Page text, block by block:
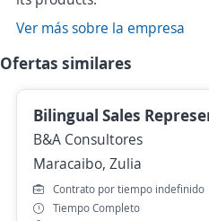
Ver más sobre la empresa
Ofertas similares
Bilingual Sales
B&A Consultores
Maracaibo, Zulia
Contrato por tiempo indefinido
Tiempo Completo